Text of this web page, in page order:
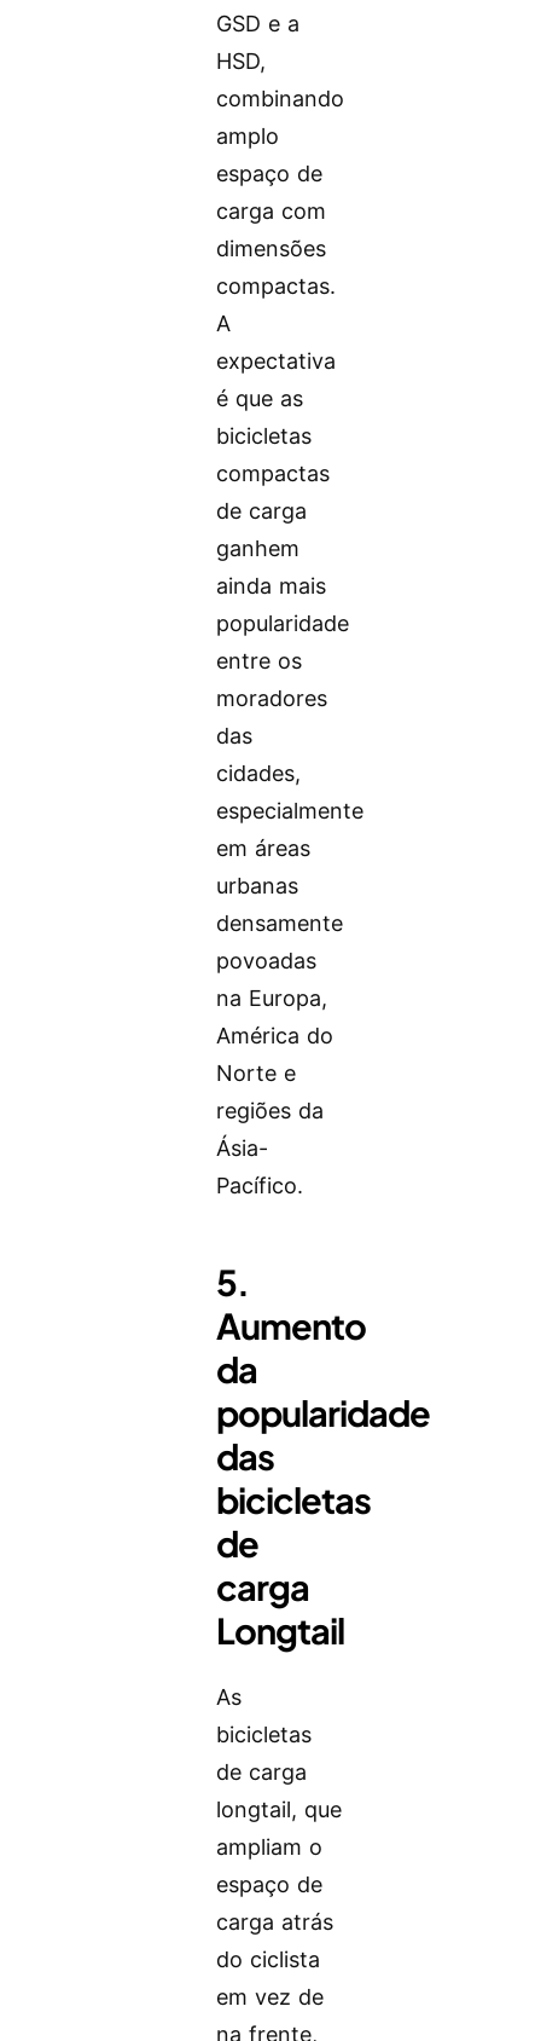
GSD e a
HSD,
combinando
amplo
espaço de
carga com
dimensões
compactas.
A
expectativa
é que as
bicicletas
compactas
de carga
ganhem
ainda mais
popularidade
entre os
moradores
das
cidades,
especialmente
em áreas
urbanas
densamente
povoadas
na Europa,
América do
Norte e
regiões da
Ásia-
Pacífico.
5.
Aumento
da
popularidade
das
bicicletas
de
carga
Longtail
As
bicicletas
de carga
longtail, que
ampliam o
espaço de
carga atrás
do ciclista
em vez de
na frente,